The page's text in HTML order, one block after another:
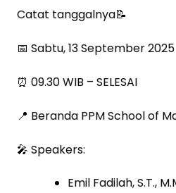
Catat tanggalnya📝
📅 Sabtu, 13 September 2025
⏰ 09.30 WIB – SELESAI
📍 Beranda PPM School of
🎤 Speakers:
Emil Fadilah, S.T.,